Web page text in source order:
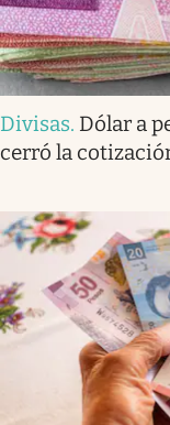
Divisas. Dólar a
cerró la